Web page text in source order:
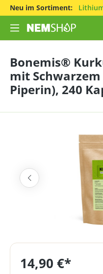
Neu im Sortiment:
Bonemis®
mit
Piperin), 240
14,90 €*